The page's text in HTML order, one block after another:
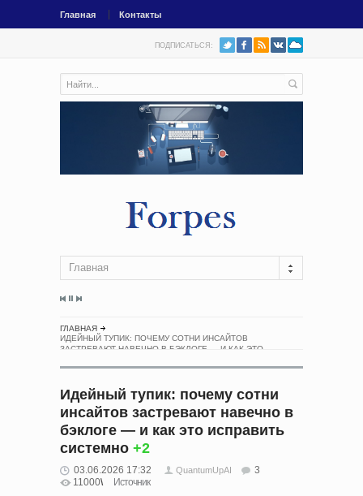
Главная Контакты
ПОДПИСАТЬСЯ:
Главная
ГЛАВНАЯ
ИДЕЙНЫЙ ТУПИК: ПОЧЕМУ СОТНИ ИНСАЙТОВ
ЗАСТРЕВАЮТ НАВЕЧНО В БЭКЛОГЕ — И КАК ЭТО
Идейный тупик: почему сотни
инсайтов застревают навечно в
бэклоге — и как это исправить
системно +2
03.06.2026 17:32 QuantumUpAI
3
11000
Источник